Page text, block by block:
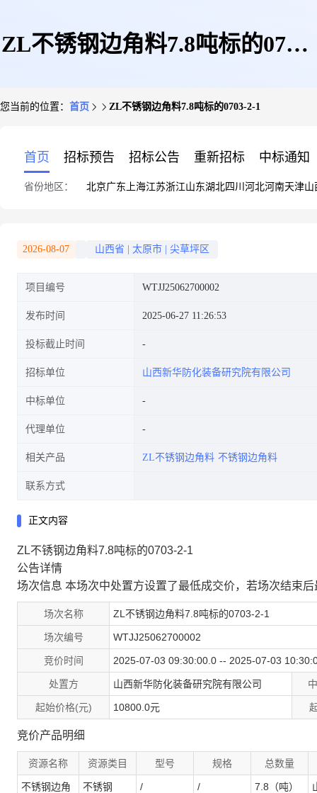
ZL不锈钢边角料7.8吨标的0703-
您当前的位置： 首页 ZL不锈钢边角料7.8吨标的0703-2-1
首页 招标预告 招标公告 重新招标 中标通知
省份地区： 北京广东 上海江苏浙江山东湖北四川 河北河南天津山
2026-08-07 山西省 太原市 尖草坪区
项目编号 WTJJ25062700002
发布时间 2025-06-27 11:26:53
投标截止时间
招标单位 山西新华防化装备研究院有限公司
中标单位
代理单位
相关产品 ZL不锈钢边角料 不锈钢边角料
联系方式
正文内容
ZL不锈钢边角料7.8吨标的0703-2-1
公告详情
场次信息 本场次中处置方设置了最低成交价，若场次结束
场次名称 ZL不锈钢边角料7.8吨标的0703-2-1
场次编号 WTJJ25062700002
竞价时间 2025-07-03 09:30:00.0 -- 2025-07-03
处置方 山西新华防化装备研究院有限公司
起始价格(元) 10800.0元
竞价产品明细
资源名称 资源类目 型号 规格 总数量
不锈钢边角
不锈钢 / / 7.8（吨）